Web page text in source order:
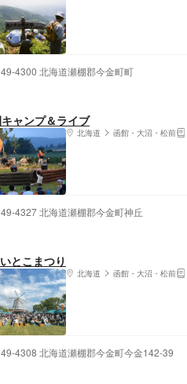
4300 北海道瀬棚郡今金町町
ャンプ＆ライブ
北海道 函館・大沼・松前
4327 北海道瀬棚郡今金町神丘
とこまつり
北海道 函館・大沼・松前
4308 北海道瀬棚郡今金町今金142-39